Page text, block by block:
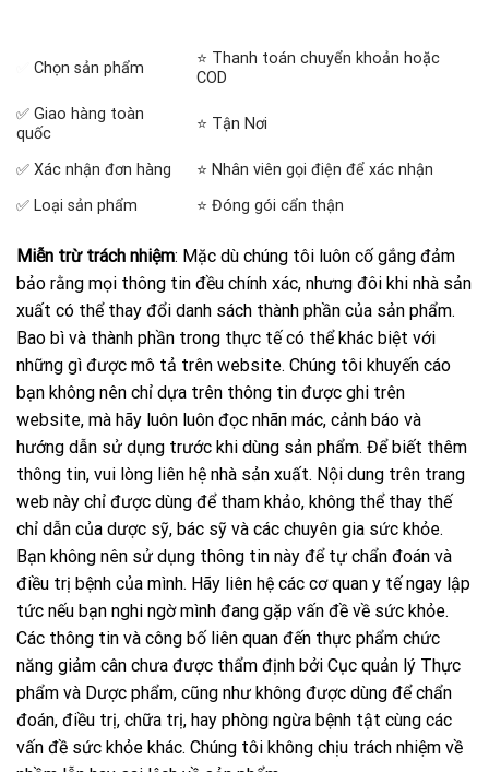
Chọn sản phẩm
⭐ Thanh toán chuyển khoản hoặc
COD
✅ Giao hàng toàn
quốc
⭐ Tận Nơi
✅ Xác nhận đơn hàng
⭐ Nhân viên gọi điện để xác nhận
✅ Loại sản phẩm
⭐ Đóng gói cẩn thận
Miễn trừ trách nhiệm: Mặc dù chúng tôi luôn cố gắng đảm
bảo rằng mọi thông tin đều chính xác, nhưng đôi khi nhà sản
xuất có thể thay đổi danh sách thành phần của sản phẩm.
Bao bì và thành phần trong thực tế có thể khác biệt với
những gì được mô tả trên website. Chúng tôi khuyến cáo
bạn không nên chỉ dựa trên thông tin được ghi trên
website, mà hãy luôn luôn đọc nhãn mác, cảnh báo và
hướng dẫn sử dụng trước khi dùng sản phẩm. Để biết thêm
thông tin, vui lòng liên hệ nhà sản xuất. Nội dung trên trang
web này chỉ được dùng để tham khảo, không thể thay thế
chỉ dẫn của dược sỹ, bác sỹ và các chuyên gia sức khỏe.
Bạn không nên sử dụng thông tin này để tự chẩn đoán và
điều trị bệnh của mình. Hãy liên hệ các cơ quan y tế ngay lập
tức nếu bạn nghi ngờ mình đang gặp vấn đề về sức khỏe.
Các thông tin và công bố liên quan đến thực phẩm chức
năng giảm cân chưa được thẩm định bởi Cục quản lý Thực
phẩm và Dược phẩm, cũng như không được dùng để chẩn
đoán, điều trị, chữa trị, hay phòng ngừa bệnh tật cùng các
vấn đề sức khỏe khác. Chúng tôi không chịu trách nhiệm về